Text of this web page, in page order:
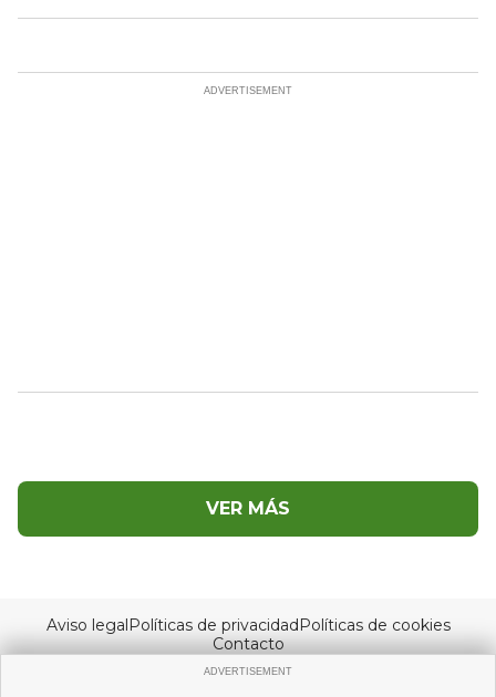
VER MÁS
Aviso legalPolíticas de privacidadPolíticas de cookies
Contacto